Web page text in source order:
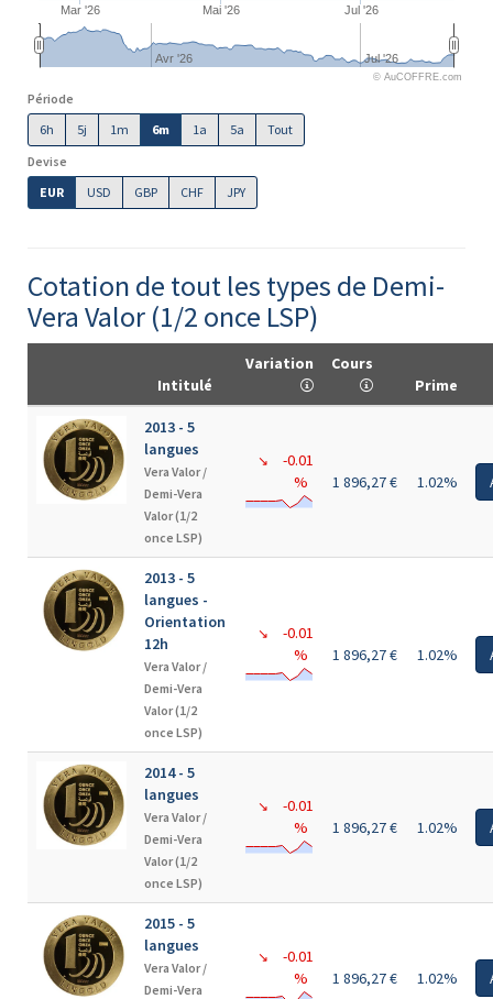
Mar '26 Mai '26 Jul '26
Avr '26 Jul '26
© AuCOFFRE.com
Période
6h
5j 1m 6m 1a 5a
Tout
Devise
EUR
USD GBP CHF JPY
Cotation de tout les types de Demi-
Vera Valor (1/2 once LSP)
Intitulé
Variation
Cours
Prime
2013 - 5
langues
Vera Valor /
Demi-Vera
Valor (1/2
once LSP)
↘
-0.01
%
1 896,27 € 1.02%
2013 - 5
langues -
Orientation
12h
Vera Valor /
Demi-Vera
Valor (1/2
once LSP)
↘
-0.01
%
1 896,27 € 1.02%
2014 - 5
langues
Vera Valor /
Demi-Vera
Valor (1/2
once LSP)
↘
-0.01
%
1 896,27 € 1.02%
2015 - 5
langues
Vera Valor /
Demi-Vera
↘
-0.01
%
1 896,27 € 1.02%